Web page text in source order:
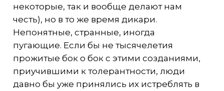
некоторые, так и вообще делают нам
честь), но в то же время дикари.
Непонятные, странные, иногда
пугающие. Если бы не тысячелетия
прожитые бок о бок с этими созданиями,
приучившими к толерантности, люди
давно бы уже принялись их истреблять в